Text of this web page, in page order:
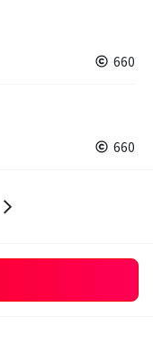
660
660